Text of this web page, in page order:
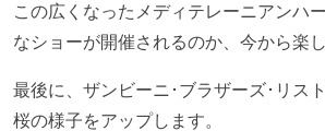
この広くなったメディテレーニアンハ
なショーが開催されるのか、今から楽
最後に、ザンビーニ･ブラザーズ･リス
桜の様子をアップします。